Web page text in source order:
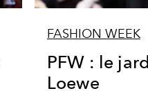
FASHION WEEK
PFW : le
Loewe